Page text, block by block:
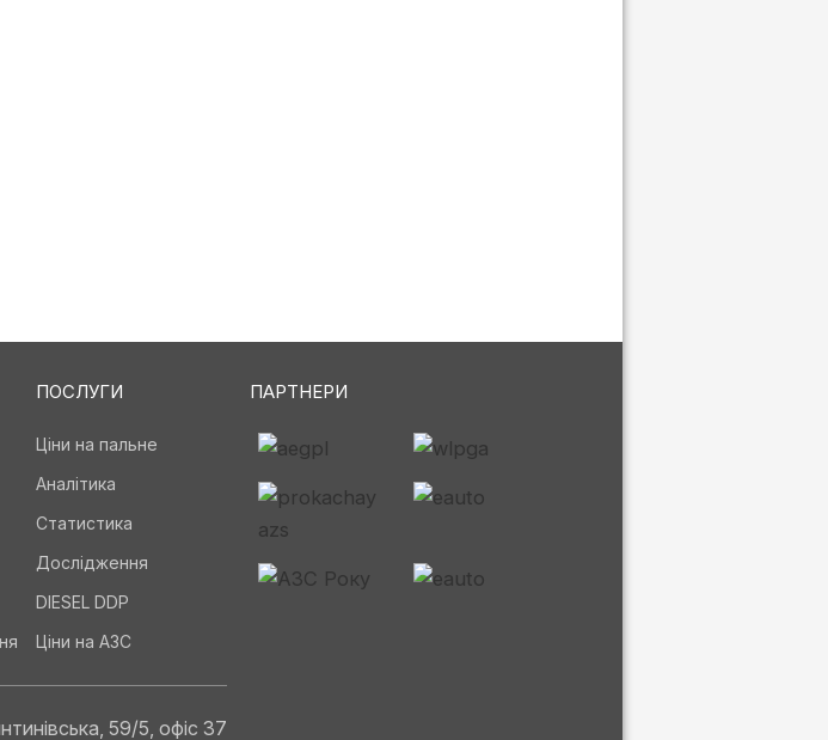
ПОСЛУГИ
Ціни на пальне
Аналітика
Статистика
Дослідження
DIESEL DDP
Ціни на АЗС
59/5, офіс 37
ПАРТНЕРИ